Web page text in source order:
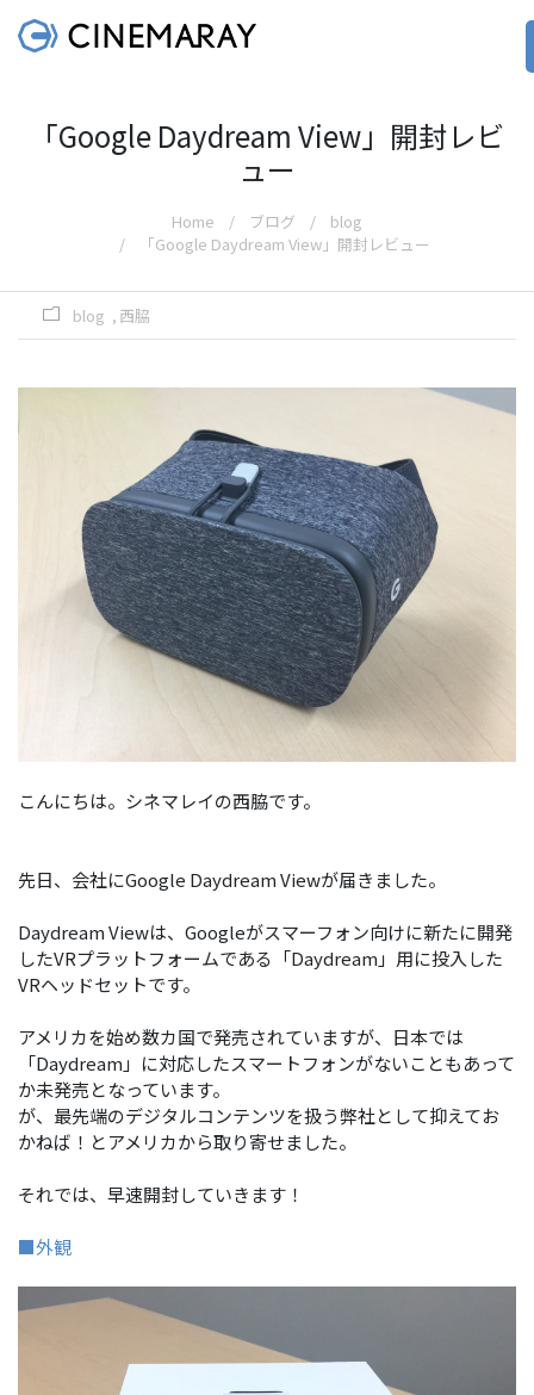
「Google Daydream View」開封レビ
ュー
Home ブログ
blog
「Google Daydream View」開封レビュー
blog 西脇
こんにちは。シネマレイの西脇です。
先日、会社にGoogle Daydream Viewが届きました。
Daydream Viewは、Googleがスマーフォン向けに新たに開発
したVRプラットフォームである「Daydream」用に投入した
VRヘッドセットです。
アメリカを始め数カ国で発売されていますが、日本では
「Daydream」に対応したスマートフォンがないこともあって
か未発売となっています。
が、最先端のデジタルコンテンツを扱う弊社として抑えてお
かねば！とアメリカから取り寄せました。
それでは、早速開封していきます！
■外観